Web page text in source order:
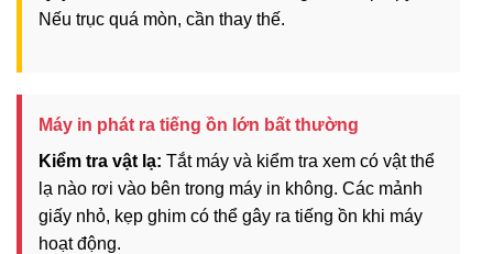
Nếu trục quá mòn, cần thay thế.
Máy in phát ra tiếng ồn lớn bất thường
Kiểm tra vật lạ: Tắt máy và kiểm tra xem có vật thể
lạ nào rơi vào bên trong máy in không. Các mảnh
giấy nhỏ, kẹp ghim có thể gây ra tiếng ồn khi máy
hoạt động.